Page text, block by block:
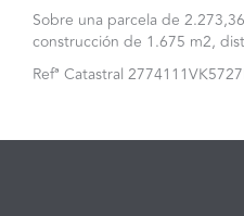
Sobre una parcela de
construcción de 1.675 m2,
Refª Catastral